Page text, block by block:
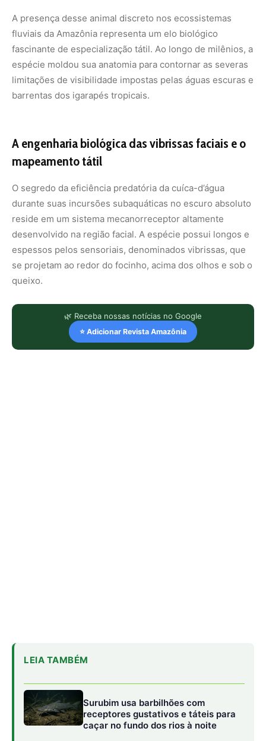
A presença desse animal discreto nos ecossistemas
fluviais da Amazônia representa um elo biológico
fascinante de especialização tátil. Ao longo de milênios, a
espécie moldou sua anatomia para contornar as severas
limitações de visibilidade impostas pelas águas escuras e
barrentas dos igarapés tropicais.
A engenharia biológica das vibrissas faciais e o
mapeamento tátil
O segredo da eficiência predatória da cuíca-d’água
durante suas incursões subaquáticas no escuro absoluto
reside em um sistema mecanorreceptor altamente
desenvolvido na região facial. A espécie possui longos e
espessos pelos sensoriais, denominados vibrissas, que
se projetam ao redor do focinho, acima dos olhos e sob o
queixo.
🌿 Receba nossas notícias no Google
⭐ Adicionar Revista Amazônia
Esses bigodes funcionam como verdadeiras antenas
hidrodinâmicas de alta sensibilidade. Segundo pesquisas
no campo da neurobiologia animal, a base de cada